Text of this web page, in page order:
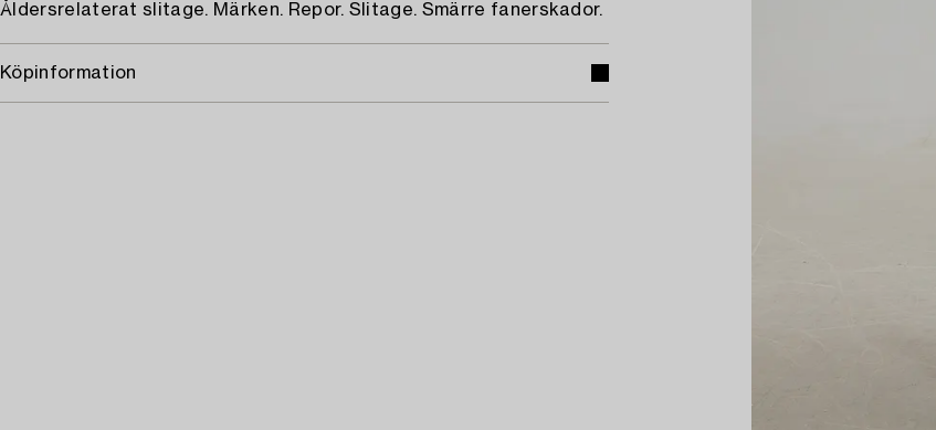
Åldersrelaterat slitage. Märken. Repor. Slitage. Smärre fanerskador.
Köpinformation